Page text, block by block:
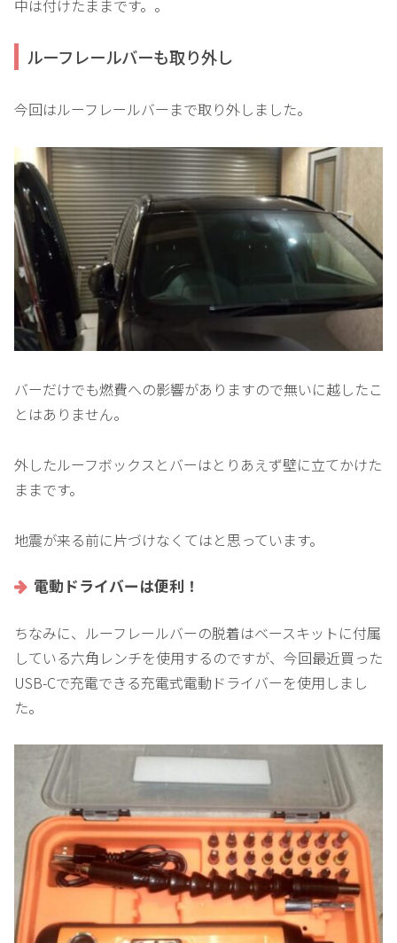
中は付けたままです。。
ルーフレールバーも取り外し
今回はルーフレールバーまで取り外しました。
バーだけでも燃費への影響がありますので無いに越したこ
とはありません。
外したルーフボックスとバーはとりあえず壁に立てかけた
ままです。
地震が来る前に片づけなくてはと思っています。
電動ドライバーは便利！
ちなみに、ルーフレールバーの脱着はベースキットに付属
している六角レンチを使用するのですが、今回最近買った
USB-Cで充電できる充電式電動ドライバーを使用しまし
た。